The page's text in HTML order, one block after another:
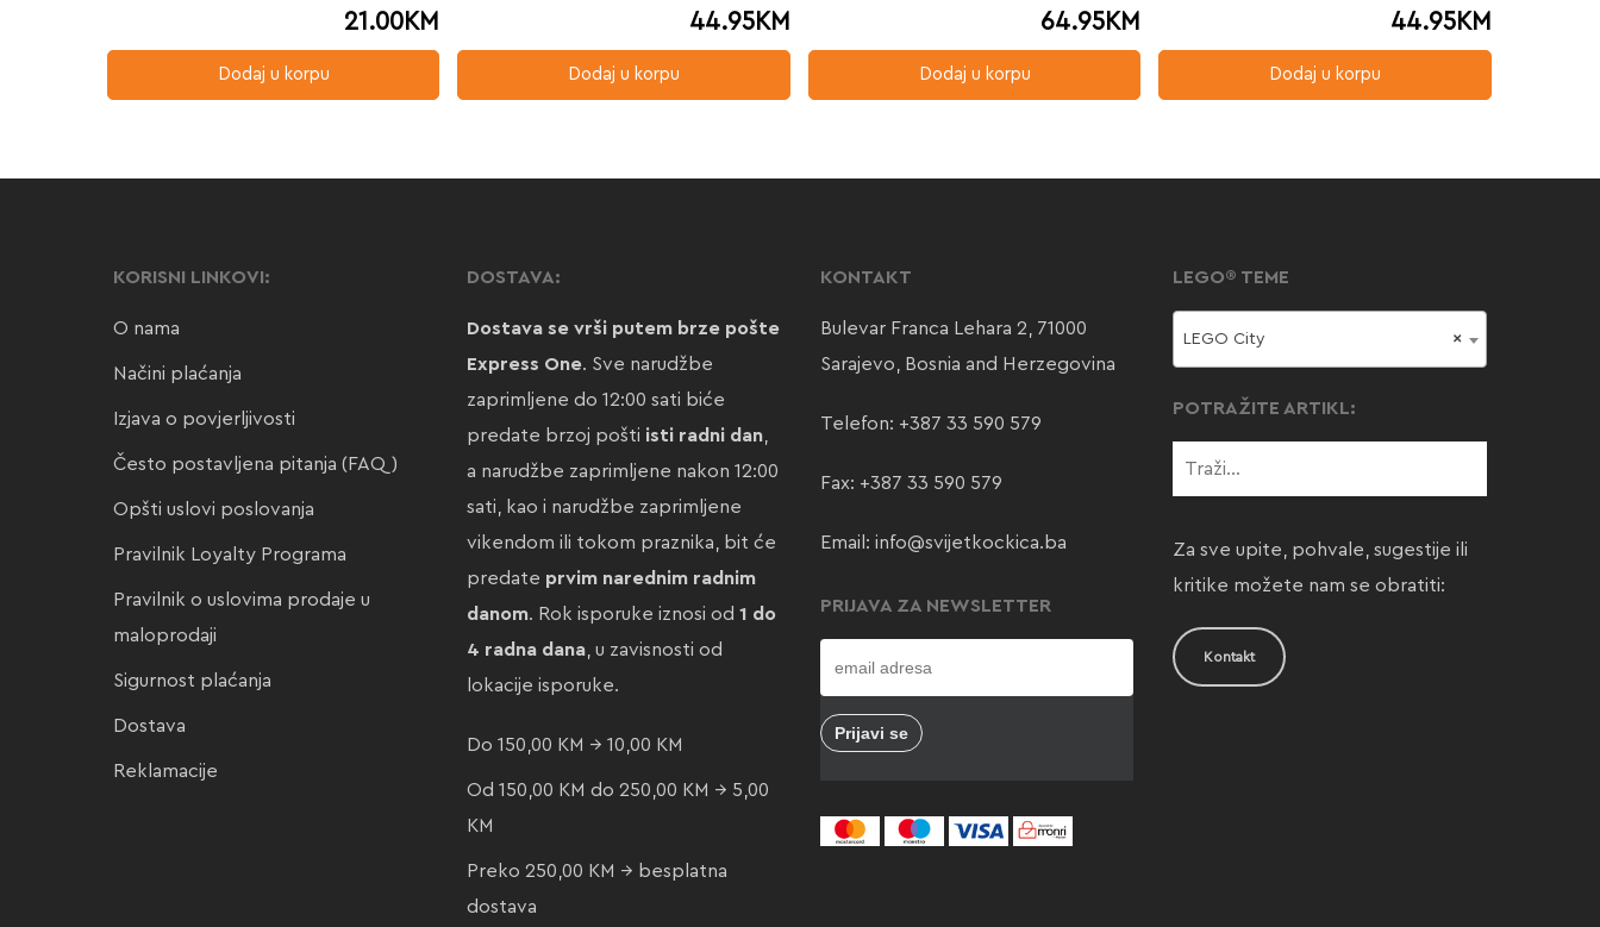
21.00KM
Dodaj u korpu
44.95KM
Dodaj u korpu
64.95KM
Dodaj u korpu
44.95KM
Dodaj u korpu
KORISNI LINKOVI:
O nama
Načini plaćanja
Izjava o povjerljivosti
Često postavljena pitanja (FAQ)
Opšti uslovi poslovanja
Pravilnik Loyalty Programa
Pravilnik o uslovima prodaje u
maloprodaji
Sigurnost plaćanja
Dostava
Reklamacije
DOSTAVA:
Dostava se vrši putem brze pošte
Express One. Sve narudžbe
zaprimljene do 12:00 sati biće
predate brzoj pošti isti radni dan,
a narudžbe zaprimljene nakon 12:00
sati, kao i narudžbe zaprimljene
vikendom ili tokom praznika, bit će
predate prvim narednim radnim
danom. Rok isporuke iznosi od 1 do
4 radna dana, u zavisnosti od
lokacije isporuke.
Do 150,00 KM → 10,00 KM
Od 150,00 KM do 250,00 KM → 5,00
KM
Preko 250,00 KM → besplatna
dostava
KONTAKT
Bulevar Franca Lehara 2, 71000
Sarajevo, Bosnia and Herzegovina
Telefon: +387 33 590 579
Fax: +387 33 590 579
Email: info@svijetkockica.ba
PRIJAVA ZA NEWSLETTER
LEGO® TEME
×
LEGO City
POTRAŽITE ARTIKL:
Za sve upite, pohvale, sugestije ili
kritike možete nam se obratiti:
Kontakt